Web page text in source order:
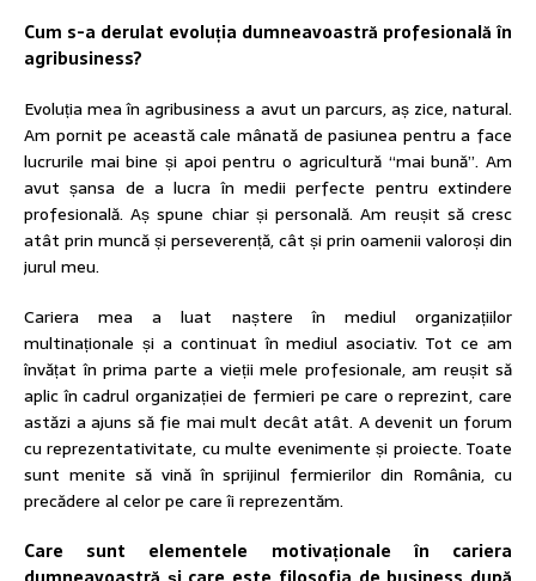
Cum s-a derulat evoluția dumneavoastră profesională în
agribusiness?
Evoluția mea în agribusiness a avut un parcurs, aș zice, natural.
Am pornit pe această cale mânată de pasiunea pentru a face
lucrurile mai bine și apoi pentru o agricultură “mai bună”. Am
avut șansa de a lucra în medii perfecte pentru extindere
profesională. Aș spune chiar și personală. Am reușit să cresc
atât prin muncă și perseverență, cât și prin oamenii valoroși din
jurul meu.
Cariera mea a luat naștere în mediul organizațiilor
multinaționale și a continuat în mediul asociativ. Tot ce am
învățat în prima parte a vieții mele profesionale, am reușit să
aplic în cadrul organizației de fermieri pe care o reprezint, care
astăzi a ajuns să fie mai mult decât atât. A devenit un forum
cu reprezentativitate, cu multe evenimente și proiecte. Toate
sunt menite să vină în sprijinul fermierilor din România, cu
precădere al celor pe care îi reprezentăm.
Care sunt elementele motivaționale în cariera